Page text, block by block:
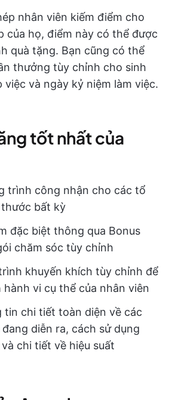
nhân viên kiếm điểm cho
của họ, điểm này có thể được
quà tặng. Bạn cũng có thể
thưởng tùy chỉnh cho sinh
việc và ngày kỷ niệm làm việc.
tốt nhất của
trình công nhận cho các tổ
bất kỳ
đặc biệt thông qua Bonus
chăm sóc tùy chỉnh
khuyến khích tùy chỉnh để
hành vi cụ thể của nhân viên
tin chi tiết toàn diện về các
diễn ra, cách sử dụng
chi tiết về hiệu suất